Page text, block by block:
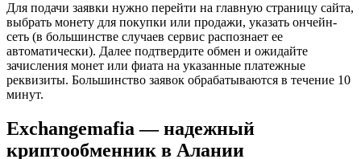
Для подачи заявки нужно перейти на главную страницу сайта,
выбрать монету для покупки или продажи, указать ончейн-
сеть (в большинстве случаев сервис распознает ее
автоматически). Далее подтвердите обмен и ожидайте
зачисления монет или фиата на указанные платежные
реквизиты. Большинство заявок обрабатываются в течение 10
минут.
Exchangemafia — надежный
криптообменник в Алании